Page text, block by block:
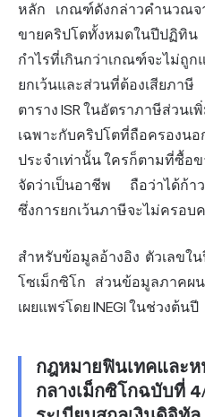
หลัก เกณฑ์ดังกล่าวคำนวณจ
ขายคริปโตทั้งหมดในปีปฏิทิน
กำไรที่เกินกว่าเกณฑ์จะไม่ถูก
ยกเว้นและส่วนที่ต้องเสีย
ตาราง ISR ในอัตราภาษีส่วน
เฉพาะกับคริปโตที่ถือครองน
ประจำเท่านั้น ใครก็ตามที่ซื้อ
จัดว่าเป็นอาชีพ ถือว่าได้ก้า
ซึ่งการยกเว้นภาษีจะไม่ครอบ
สำหรับข้อมูลอ้างอิง ตัวเลขใ
โซเม็กซิโก ส่วนข้อมูลภาคผ
เผยแพร่โดย INEGI ในช่วงต้นปี
กฎหมายฟินเทคและห
กลางเม็กซิโกฉบับที่